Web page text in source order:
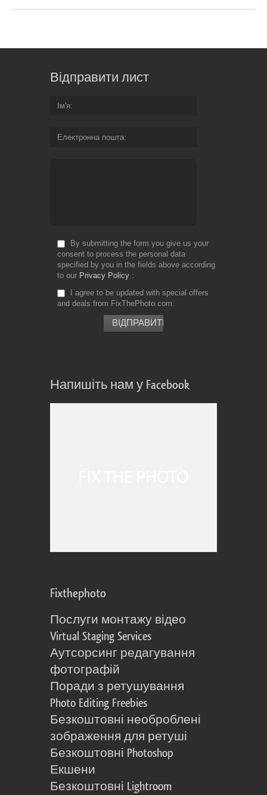
Відправити лист
Ім'я
Електронна пошта
By submitting the form you give us your
consent to process the personal data
specified by you in the fields above according
to our Privacy Policy
I agree to be updated with special offers
and deals from FixThePhoto.com
Напишіть нам у Facebook
Fixthephoto
Послуги монтажу відео
Virtual Staging Services
Аутсорсинг редагування
фотографій
Поради з ретушування
Photo Editing Freebies
Безкоштовні необроблені
зображення для ретуші
Безкоштовні Photoshop
Екшени
Безкоштовні Lightroom